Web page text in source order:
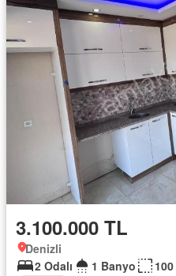
3.100.000 TL
Denizli
2 Odalı
1 Banyo